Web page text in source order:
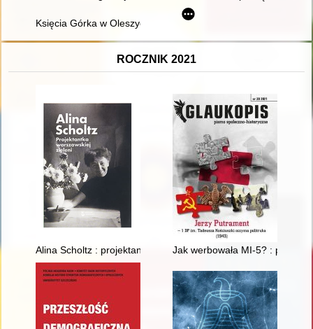
Księcia Górka w Oleszycach : pałac i ludzie
ROCZNIK 2021
Alina Scholtz : projektantka warszawskiej zieleni
Jak werbowała MI-5? :